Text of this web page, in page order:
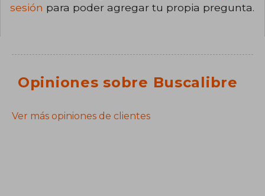
sesión para poder agregar tu propia pregunta.
Opiniones sobre Buscalibre
Ver más opiniones de clientes